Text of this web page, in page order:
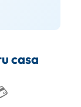
casa